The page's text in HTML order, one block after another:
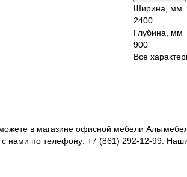
Ширина, мм
2400
Глубина, мм
900
Все
в магазине офисной мебели
с нами по телефону: +7 (861) 292-12-99.